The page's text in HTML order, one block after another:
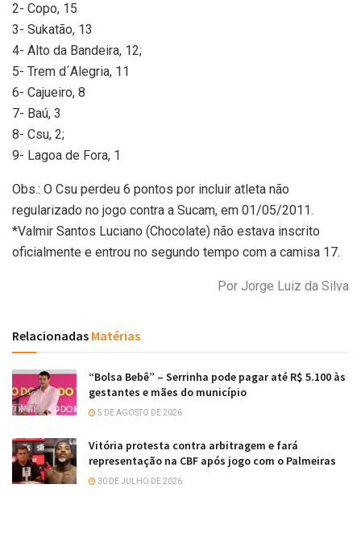
2- Copo, 15
3- Sukatão, 13
4- Alto da Bandeira, 12;
5- Trem d´Alegria, 11
6- Cajueiro, 8
7- Baú, 3
8- Csu, 2;
9- Lagoa de Fora, 1
Obs.: O Csu perdeu 6 pontos por incluir atleta não
regularizado no jogo contra a Sucam, em 01/05/2011.
*Valmir Santos Luciano (Chocolate) não estava inscrito
oficialmente e entrou no segundo tempo com a camisa 17.
Por Jorge Luiz da Silva
Relacionadas Matérias
“Bolsa Bebê” – Serrinha pode pagar até R$ 5.100 às
gestantes e mães do município
5 DE AGOSTO DE 2026
Vitória protesta contra arbitragem e fará
representação na CBF após jogo com o Palmeiras
30 DE JULHO DE 2026